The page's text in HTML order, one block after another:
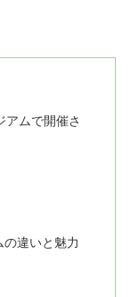
アムで開催さ
違いと魅力